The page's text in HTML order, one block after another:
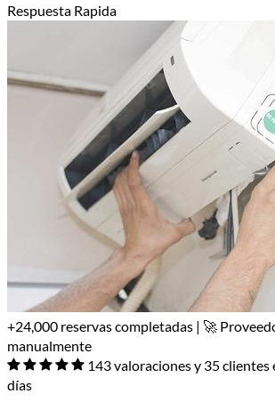
Respuesta Rapida
+24,000 reservas completadas | 🚀
manualmente
143 valoraciones y 35
días